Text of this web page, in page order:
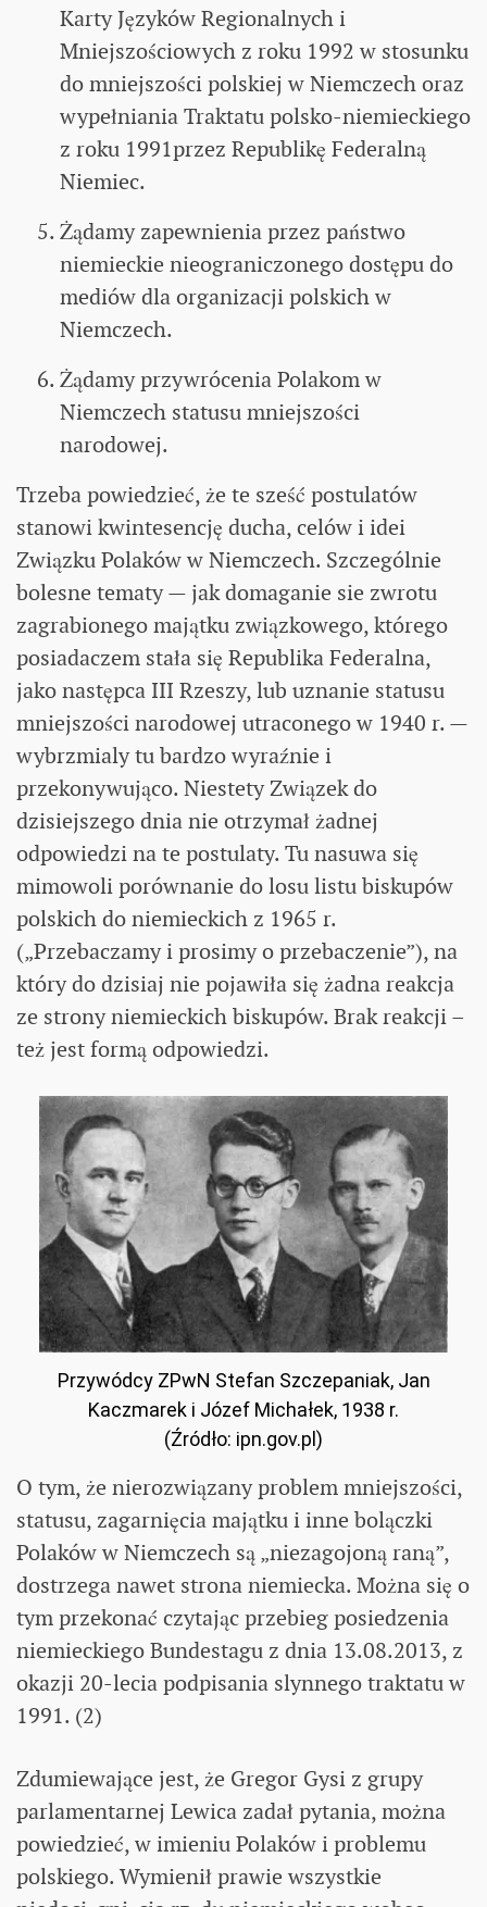
Karty Języków Regionalnych i
Mniejszościowych z roku 1992 w stosunku
do mniejszości polskiej w Niemczech oraz
wypełniania Traktatu polsko-niemieckiego
z roku 1991przez Republikę Federalną
Niemiec.
Żądamy zapewnienia przez państwo
niemieckie nieograniczonego dostępu do
mediów dla organizacji polskich w
Niemczech.
Żądamy przywrócenia Polakom w
Niemczech statusu mniejszości
narodowej.
Trzeba powiedzieć, że te sześć postulatów
stanowi kwintesencję ducha, celów i idei
Związku Polaków w Niemczech. Szczególnie
bolesne tematy — jak domaganie sie zwrotu
zagrabionego majątku związkowego, którego
posiadaczem stała się Republika Federalna,
jako następca III Rzeszy, lub uznanie statusu
mniejszości narodowej utraconego w 1940 r. —
wybrzmialy tu bardzo wyraźnie i
przekonywująco. Niestety Związek do
dzisiejszego dnia nie otrzymał żadnej
odpowiedzi na te postulaty. Tu nasuwa się
mimowoli porównanie do losu listu biskupów
polskich do niemieckich z 1965 r.
(„Przebaczamy i prosimy o przebaczenie”), na
który do dzisiaj nie pojawiła się żadna reakcja
ze strony niemieckich biskupów. Brak reakcji –
też jest formą odpowiedzi.
Przywódcy ZPwN Stefan Szczepaniak, Jan
Kaczmarek i Józef Michałek, 1938 r.
(Źródło: ipn.gov.pl)
O tym, że nierozwiązany problem mniejszości,
statusu, zagarnięcia majątku i inne bolączki
Polaków w Niemczech są „niezagojoną raną”,
dostrzega nawet strona niemiecka. Można się o
tym przekonać czytając przebieg posiedzenia
niemieckiego Bundestagu z dnia 13.08.2013, z
okazji 20-lecia podpisania slynnego traktatu w
1991. (2)
Zdumiewające jest, że Gregor Gysi z grupy
parlamentarnej Lewica zadał pytania, można
powiedzieć, w imieniu Polaków i problemu
polskiego. Wymienił prawie wszystkie